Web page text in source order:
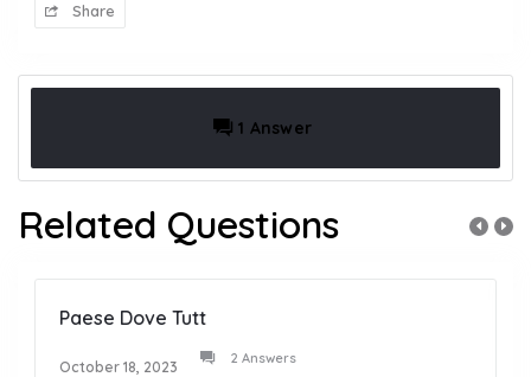
Share
1 Answer
Related Questions
Paese Dove Tutt
October 18, 2023 2 Answers